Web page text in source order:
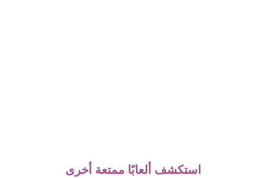
استكشف ألعابًا ممتعة أخرى